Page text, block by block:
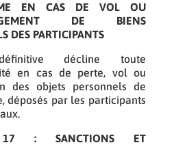
EN CAS DE VOL OU
DE BIENS
DES PARTICIPANTS
décline toute
en cas de perte, vol ou
des objets personnels de
déposés par les participants
17 : SANCTIONS ET